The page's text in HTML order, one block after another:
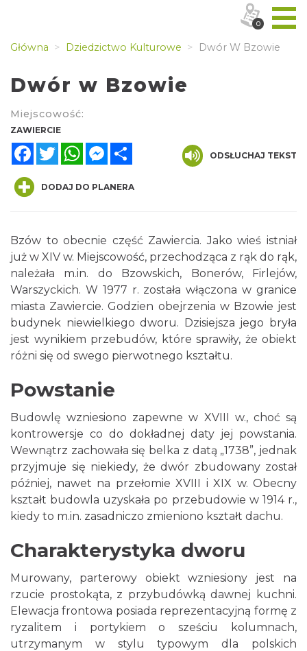
Główna Dziedzictwo Kulturowe Dwór W Bzowie
Dwór w Bzowie
Miejscowość:
ZAWIERCIE
FacebookTwitterWhatsAppMessenger
ODSŁUCHAJ TEKST
DODAJ DO PLANERA
Bzów to obecnie część Zawiercia. Jako wieś istniał
już w XIV w. Miejscowość, przechodząca z rąk do rąk,
należała m.in. do Bzowskich, Bonerów, Firlejów,
Warszyckich. W 1977 r. została włączona w granice
miasta Zawiercie. Godzien obejrzenia w Bzowie jest
budynek niewielkiego dworu. Dzisiejsza jego bryła
jest wynikiem przebudów, które sprawiły, że obiekt
różni się od swego pierwotnego kształtu.
Powstanie
Budowlę wzniesiono zapewne w XVIII w., choć są
kontrowersje co do dokładnej daty jej powstania.
Wewnątrz zachowała się belka z datą „1738”, jednak
przyjmuje się niekiedy, że dwór zbudowany został
później, nawet na przełomie XVIII i XIX w. Obecny
kształt budowla uzyskała po przebudowie w 1914 r.,
kiedy to m.in. zasadniczo zmieniono kształt dachu.
Charakterystyka dworu
Murowany, parterowy obiekt wzniesiony jest na
rzucie prostokąta, z przybudówką dawnej kuchni.
Elewacja frontowa posiada reprezentacyjną formę z
ryzalitem i portykiem o sześciu kolumnach,
utrzymanym w stylu typowym dla polskich
0